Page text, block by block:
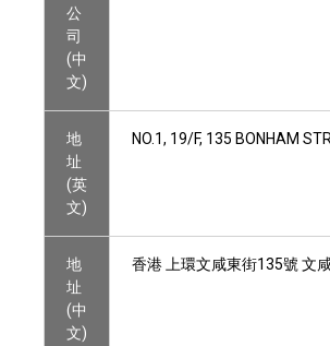
公
司
(中
文)
地
址
(英
文)
NO.1, 19/F, 135 BONHAM
地
址
(中
文)
香港 上環文咸東街135號 文